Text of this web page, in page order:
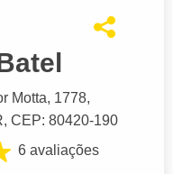
Motta, 1778,
CEP: 80420-190
6 avaliações